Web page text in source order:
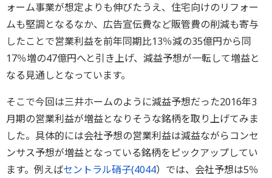
ォーム事業が想定よりも伸びたうえ、住宅向けのリフォー
ムも堅調となるなか、広告宣伝費など販管費の削減も寄与
したことで営業利益を前年同期比13％減の35億円から同
17％増の47億円へと引き上げ、減益予想が一転して増益と
なる見通しとなっています。
そこで今回は三井ホームのように減益予想だった2016年3
月期の営業利益が増益となりそうな銘柄を取り上げてみま
した。具体的には会社予想の営業利益は減益ながらコンセ
ンサス予想が増益となっている銘柄をピックアップしてい
ます。例えばセントラル硝子(4044）では、会社予想は5％